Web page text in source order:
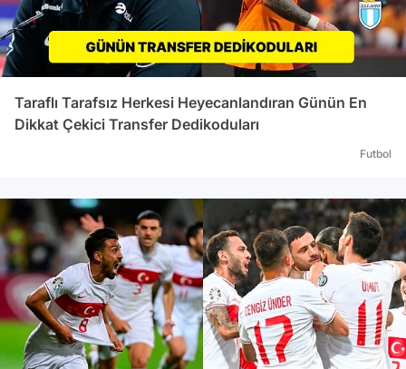
Taraflı Tarafsız Herkesi Heyecanlandıran Günün En
Dikkat Çekici Transfer Dedikoduları
Futbol